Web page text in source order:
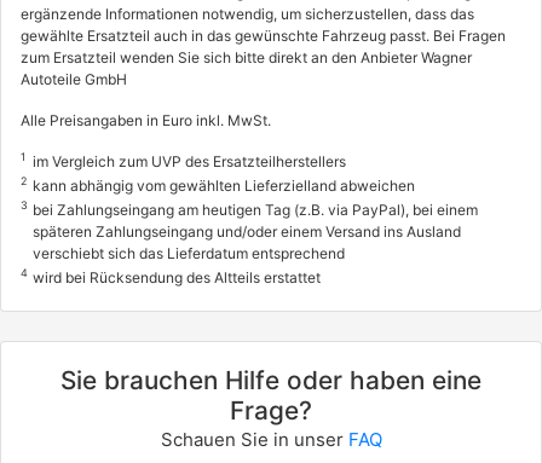
ergänzende Informationen notwendig, um sicherzustellen, dass das
gewählte Ersatzteil auch in das gewünschte Fahrzeug passt. Bei Fragen
zum Ersatzteil wenden Sie sich bitte direkt an den Anbieter Wagner
Autoteile GmbH
Alle Preisangaben in Euro inkl. MwSt.
1 im Vergleich zum UVP des Ersatzteilherstellers
2 kann abhängig vom gewählten Lieferzielland abweichen
3 bei Zahlungseingang am heutigen Tag (z.B. via PayPal), bei einem
späteren Zahlungseingang und/oder einem Versand ins Ausland
verschiebt sich das Lieferdatum entsprechend
4 wird bei Rücksendung des Altteils erstattet
Sie brauchen Hilfe oder haben eine
Frage?
Schauen Sie in unser FAQ